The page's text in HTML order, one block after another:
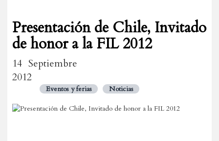
Presentación de Chile, Invitado
de honor a la FIL 2012
14 Septiembre
2012
Eventos y ferias Noticias